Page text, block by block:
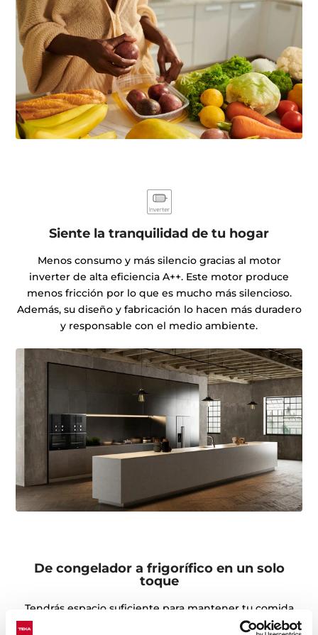
Siente la tranquilidad de tu hogar
Menos consumo y más silencio gracias al motor
inverter de alta eficiencia A++. Este motor produce
menos fricción por lo que es mucho más silencioso.
Además, su diseño y fabricación lo hacen más duradero
y responsable con el medio ambiente.
De congelador a frigorífico en un solo
toque
Tendrás espacio suficiente para mantener tu comida
fría o congelada, gracias al compartimento con